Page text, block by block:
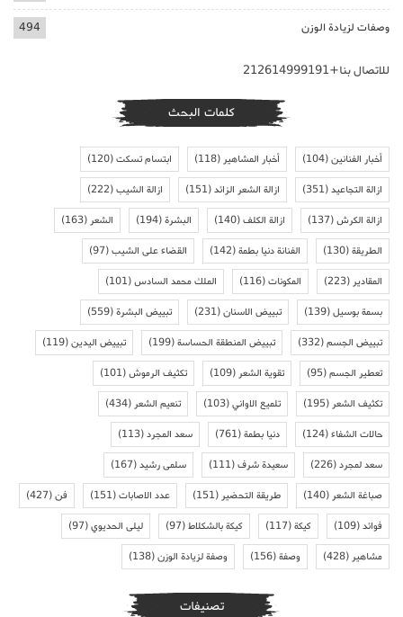
وصفات لزيادة الوزن 494
للاتصال بنا+212614999191
كلمات البحث
أخبار الفنانين(104) أخبار المشاهير(118) ابتسام تسكت(120)
ازالة التجاعيد(351) ازالة الشعر الزائد(151) ازالة الشيب(222)
ازالة الكرش(137) ازالة الكلف(140) البشرة(194) الشعر(163)
الطريقة(130) الفنانة دنيا بطمة(142) القضاء على الشيب(97)
المقادير(223) المكونات(116) الملك محمد السادس(101)
بسمة بوسيل(139) تبييض الاسنان(231) تبييض البشرة(559)
تبييض الجسم(332) تبييض المنطقة الحساسة(199) تبييض اليدين(119)
تعطير الجسم(95) تقوية الشعر(109) تكثيف الرموش(101)
تكثيف الشعر(195) تلميع الاواني(103) تنعيم الشعر(434)
حالات الشفاء(124) دنيا بطمة(761) سعد المجرد(113)
سعد لمجرد(226) سعيدة شرف(111) سلمى رشيد(167)
صباغة الشعر(140) طريقة التحضير(151) عدد الاصابات(151) فن(427)
فوائد(109) كيكة(117) كيكة بالشكلاط(97) ليلى الحديوي(97)
مشاهير(428) وصفة(156) وصفة لزيادة الوزن(138)
تصنيفات